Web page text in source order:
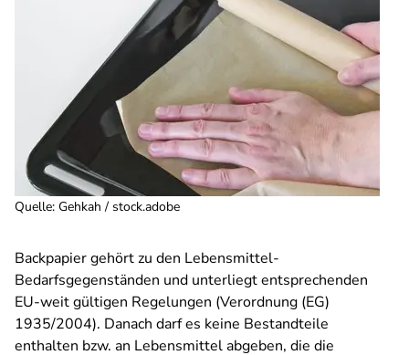
Quelle: Gehkah / stock.adobe
Backpapier gehört zu den Lebensmittel-
Bedarfsgegenständen und unterliegt entsprechenden
EU-weit gültigen Regelungen (Verordnung (EG)
1935/2004). Danach darf es keine Bestandteile
enthalten bzw. an Lebensmittel abgeben, die die